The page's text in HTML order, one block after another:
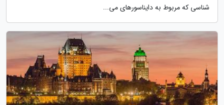
شناسی که مربوط به دایناسورهای می...